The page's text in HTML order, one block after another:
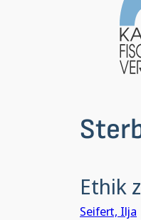
Ethik
Seifert, Ilja